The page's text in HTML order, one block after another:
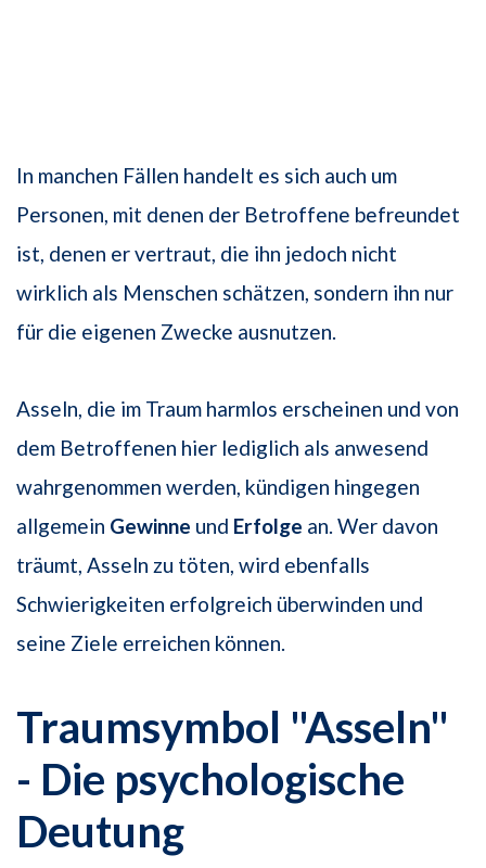
In manchen Fällen handelt es sich auch um
Personen, mit denen der Betroffene befreundet
ist, denen er vertraut, die ihn jedoch nicht
wirklich als Menschen schätzen, sondern ihn nur
für die eigenen Zwecke ausnutzen.
Asseln, die im Traum harmlos erscheinen und von
dem Betroffenen hier lediglich als anwesend
wahrgenommen werden, kündigen hingegen
allgemein Gewinne und Erfolge an. Wer davon
träumt, Asseln zu töten, wird ebenfalls
Schwierigkeiten erfolgreich überwinden und
seine Ziele erreichen können.
Traumsymbol "Asseln"
- Die psychologische
Deutung